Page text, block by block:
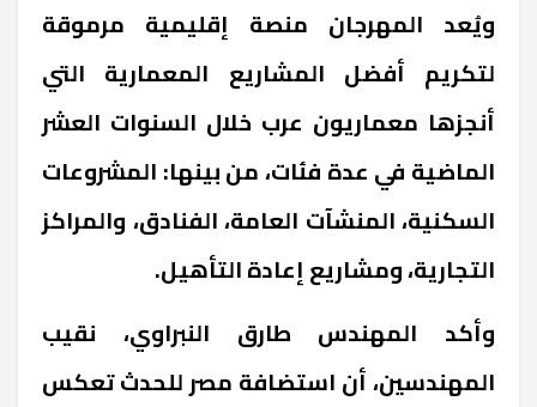
ويُعد المهرجان منصة إقليمية مرموقة
لتكريم أفضل المشاريع المعمارية التي
أنجزها معماريون عرب خلال السنوات العشر
الماضية في عدة فئات، من بينها: المشروعات
السكنية، المنشآت العامة، الفنادق، والمراكز
التجارية، ومشاريع إعادة التأهيل.
وأكد المهندس طارق النبراوي، نقيب
المهندسين، أن استضافة مصر للحدث تعكس